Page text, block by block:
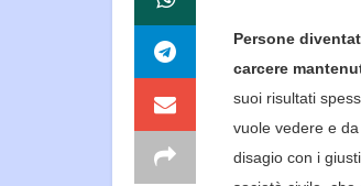
Persone
carcere
suoi risultati
vuole vedere e
disagio con i